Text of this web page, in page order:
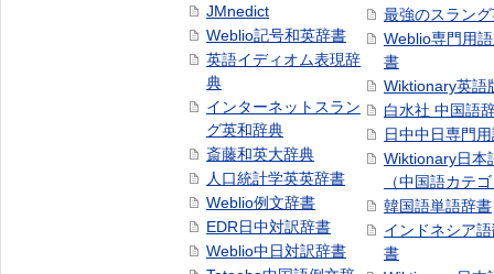
JMnedict
Weblio記号和英辞書
英語イディオム表現辞
典
インターネットスラン
グ英和辞典
斎藤和英大辞典
人口統計学英英辞書
Weblio例文辞書
EDR日中対訳辞書
Weblio中日対訳辞書
最強のスラン
Weblio専門用
書
Wiktionary英語
白水社 中国語
日中中日専門
Wiktionary日本
（中国語カテ
韓国語単語辞書
インドネシア
書